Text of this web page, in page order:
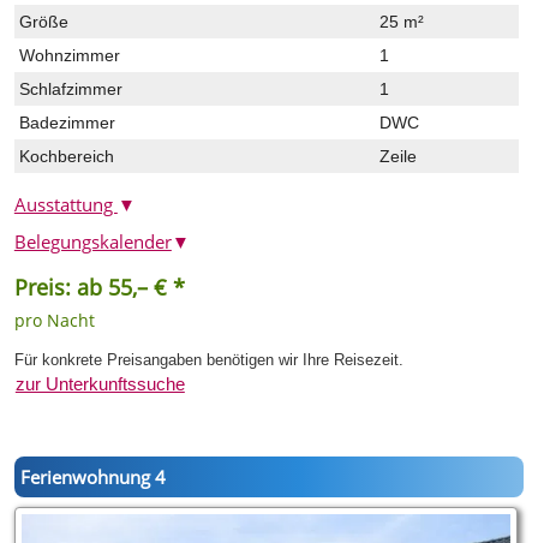
Größe
25 m²
Wohnzimmer
1
Schlafzimmer
1
Badezimmer
DWC
Kochbereich
Zeile
Ausstattung ▼
Preis: ab 55,– € *
pro Nacht
Für konkrete Preisangaben benötigen wir Ihre Reisezeit.
zur Unterkunftssuche
Belegungskalender▼
Ferienwohnung 4